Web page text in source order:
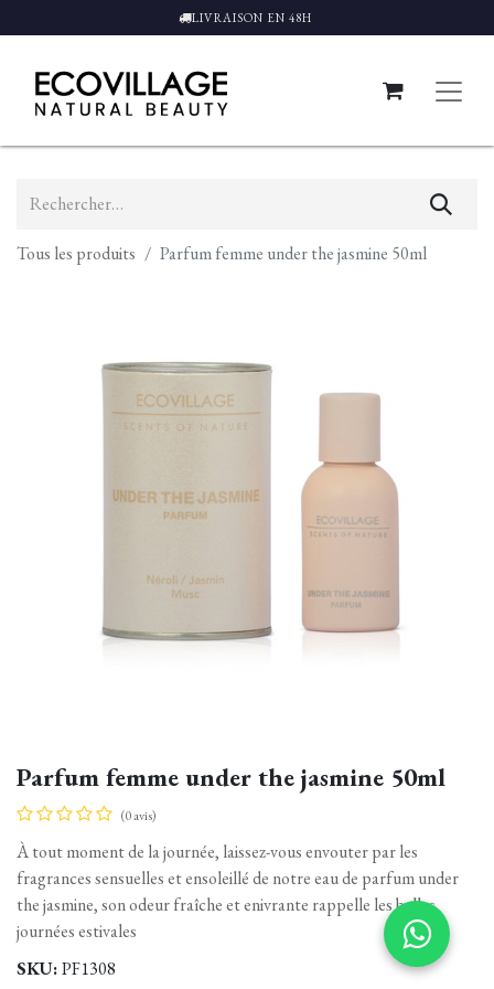
LIVRAISON EN 48H
Tous les produits Parfum femme under the jasmine 50ml
Parfum femme under the jasmine 50ml
(0 avis)
À tout moment de la journée, laissez-vous envouter par les
fragrances sensuelles et ensoleillé de notre eau de parfum under
the jasmine, son odeur fraîche et enivrante rappelle les belles
journées estivales
SKU:PF1308